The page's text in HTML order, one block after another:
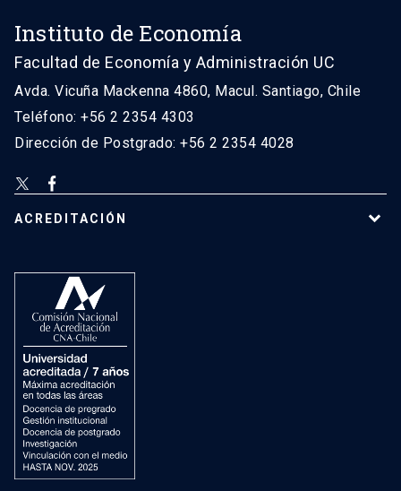
Instituto de Economía
Facultad de Economía y Administración UC
Avda. Vicuña Mackenna 4860, Macul. Santiago, Chile
Teléfono: +56 2 2354 4303
Dirección de Postgrado: +56 2 2354 4028
ACREDITACIÓN